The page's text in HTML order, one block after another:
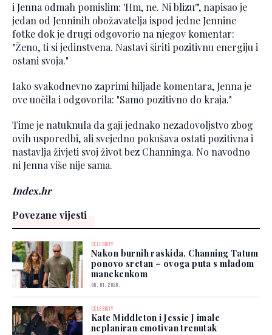
i Jenna odmah pomislim: 'Hm, ne. Ni blizu'", napisao je
jedan od Jenninih obožavatelja ispod jedne Jennine
fotke dok je drugi odgovorio na njegov komentar:
"Ženo, ti si jedinstvena. Nastavi širiti pozitivnu energiju i
ostani svoja."
Iako svakodnevno zaprimi hiljade komentara, Jenna je
ove uočila i odgovorila: "Samo pozitivno do kraja."
Time je natuknula da gaji jednako nezadovoljstvo zbog
ovih usporedbi, ali svejedno pokušava ostati pozitivna i
nastavlja živjeti svoj život bez Channinga. No navodno
ni Jenna više nije sama.
Index.hr
Povezane vijesti
CELEBRITY
Nakon burnih raskida, Channing Tatum
ponovo sretan – ovoga puta s mladom
manekenkom
06. 01. 2026.
CELEBRITY
Kate Middleton i Jessie J imale
neplaniran emotivan trenutak